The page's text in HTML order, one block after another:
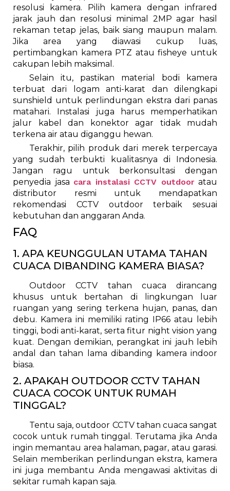
resolusi kamera. Pilih kamera dengan infrared
jarak jauh dan resolusi minimal 2MP agar hasil
rekaman tetap jelas, baik siang maupun malam.
Jika area yang diawasi cukup luas,
pertimbangkan kamera PTZ atau fisheye untuk
cakupan lebih maksimal.
Selain itu, pastikan material bodi kamera
terbuat dari logam anti-karat dan dilengkapi
sunshield untuk perlindungan ekstra dari panas
matahari. Instalasi juga harus memperhatikan
jalur kabel dan konektor agar tidak mudah
terkena air atau diganggu hewan.
Terakhir, pilih produk dari merek terpercaya
yang sudah terbukti kualitasnya di Indonesia.
Jangan ragu untuk berkonsultasi dengan
penyedia jasa cara instalasi CCTV outdooratau
distributor resmi untuk mendapatkan
rekomendasi CCTV outdoor terbaik sesuai
kebutuhan dan anggaran Anda.
FAQ
1. APA KEUNGGULAN UTAMA TAHAN
CUACA DIBANDING KAMERA BIASA?
Outdoor CCTV tahan cuaca dirancang
khusus untuk bertahan di lingkungan luar
ruangan yang sering terkena hujan, panas, dan
debu. Kamera ini memiliki rating IP66 atau lebih
tinggi, bodi anti-karat, serta fitur night vision yang
kuat. Dengan demikian, perangkat ini jauh lebih
andal dan tahan lama dibanding kamera indoor
biasa.
2. APAKAH OUTDOOR CCTV TAHAN
CUACA COCOK UNTUK RUMAH
TINGGAL?
Tentu saja, outdoor CCTV tahan cuaca sangat
cocok untuk rumah tinggal. Terutama jika Anda
ingin memantau area halaman, pagar, atau garasi.
Selain memberikan perlindungan ekstra, kamera
ini juga membantu Anda mengawasi aktivitas di
sekitar rumah kapan saja.